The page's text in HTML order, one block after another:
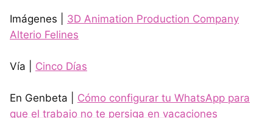
Imágenes | 3D Animation Production Company
Alterio Felines
Vía | Cinco Días
En Genbeta | Cómo configurar tu WhatsApp para
que el trabajo no te persiga en vacaciones